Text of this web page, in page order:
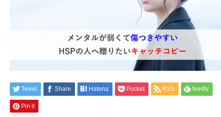
Tweet Share Hatena Pocket RSS feedly
Pin it